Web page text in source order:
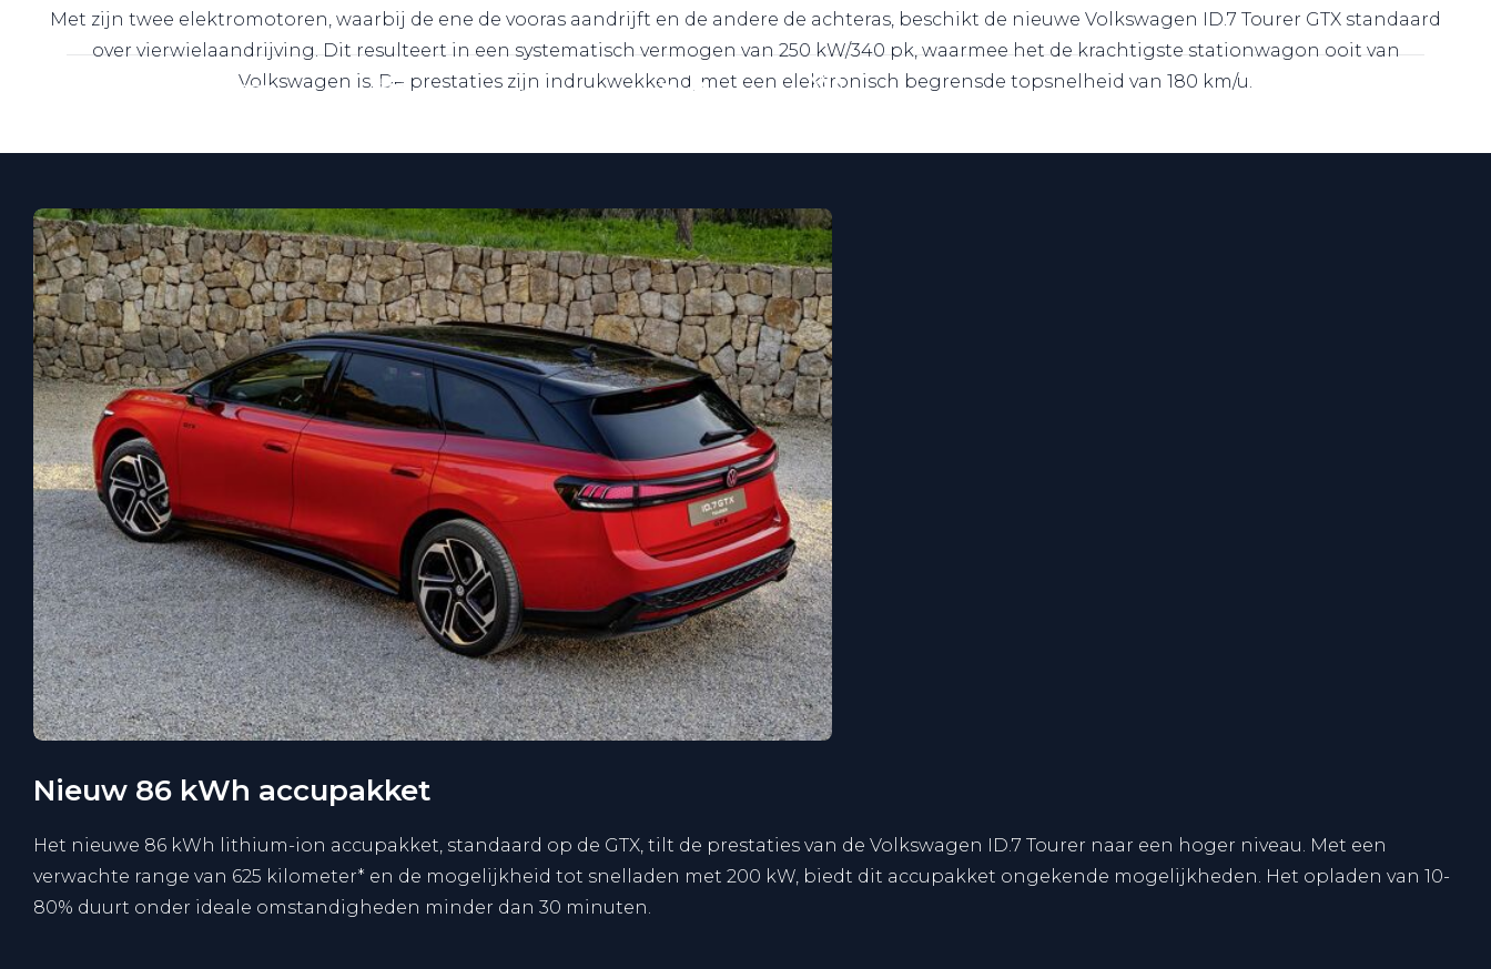
Met zijn twee elektromotoren, waarbij de ene de vooras aandrijft en de andere de achteras, beschikt de nieuwe Volkswagen ID.7 Tourer GTX standaard
over vierwielaandrijving. Dit resulteert in een systematisch vermogen van 250 kW/340 pk, waarmee het de krachtigste stationwagon ooit van
Volkswagen is. De prestaties zijn indrukwekkend, met een elektronisch begrensde topsnelheid van 180 km/u.
Nieuw 86 kWh accupakket
Het nieuwe 86 kWh lithium-ion accupakket, standaard op de GTX, tilt de prestaties van de Volkswagen ID.7 Tourer naar een hoger niveau. Met een
verwachte range van 625 kilometer* en de mogelijkheid tot snelladen met 200 kW, biedt dit accupakket ongekende mogelijkheden. Het opladen van 10-
80% duurt onder ideale omstandigheden minder dan 30 minuten.